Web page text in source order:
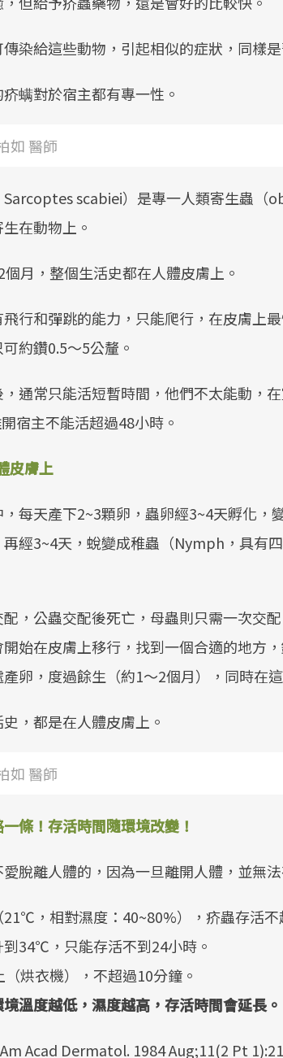
染給這些動物，引起相似的症狀，同樣是
螨對於宿主都有專一性。
如 醫師
Sarcoptes scabiei）是專一人類寄生蟲
在動物上。
月，整個生活史都在人體皮膚上。
行和彈跳的能力，只能爬行，在皮膚上
約鑽0.5～5公釐。
通常只能活短暫時間，他們不太能動，
宿主不能活超過48小時。
皮膚上
每天產下2~3顆卵，蟲卵經3~4天孵化，
經3~4天，蛻變成稚蟲（Nymph，具有
，公蟲交配後死亡，母蟲則只需一次交
始在皮膚上移行，找到一個合適的地方
卵，度過餘生（約1～2個月），同時在
，都是在人體皮膚上。
如 醫師
條！存活時間隨環境改變！
脫離人體的，因為一旦離開人體，並無法
21℃，相對濕度：40~80%），疥蟲存活
34℃，只能存活不到24小時。
烘衣機），不超過10分鐘。
溫度越低，濕度越高，存活時間會延長。
Am Acad Dermatol. 1984 Aug;11(2 Pt